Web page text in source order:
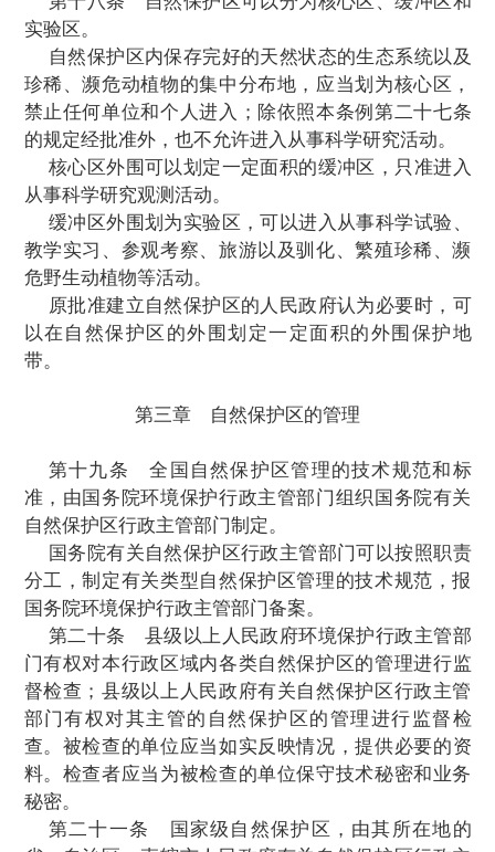
第十三条申请建立自然保护区，应当
关规定填报建立自然保护区申报书。
第十四条自然保护区的范围和界线由
然保护区的人民政府确定，并标明区界，予
确定自然保护区的范围和界线，应当兼
的完整性和适度性，以及当地经济建设和
生活的需要。
第十五条自然保护区的撤销及其性质
线的调整或者改变，应当经原批准建立自
人民政府批准。
第十六条自然保护区按照下列方法命名
国家级自然保护区：自然保护区所在地地
级自然保护区”。
地方级自然保护区：自然保护区所在地地
级自然保护区”。
有特殊保护对象的自然保护区，可以在
所在地地名后加特殊保护对象的名称。
第十七条国务院环境保护行政主管部
国务院有关自然保护区行政主管部门，在
环境和自然资源状况进行调查和评价的基
国家自然保护区发展规划，经国务院计划
衡后，报国务院批准实施。
自然保护区管理机构或者该自然保护区